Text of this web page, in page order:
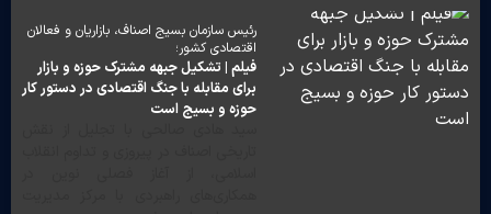
رئیس سازمان بسیج اصناف، بازاریان و فعالان
اقتصادی کشور؛
فیلم | تشکیل جبهه مشترک حوزه و بازار
برای مقابله با جنگ اقتصادی در دستور کار
حوزه و بسیج است